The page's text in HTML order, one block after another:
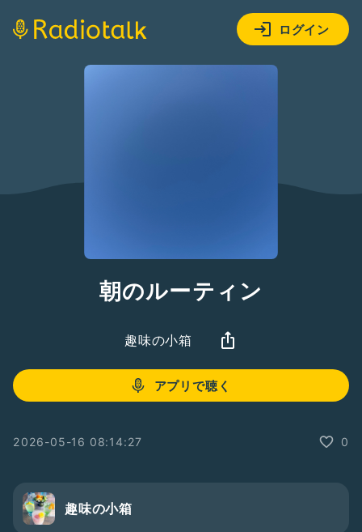
ログイン
朝のルーティン
趣味の小箱
アプリで聴く
2026-05-16 08:14:27 0
趣味の小箱